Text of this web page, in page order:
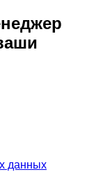
данных